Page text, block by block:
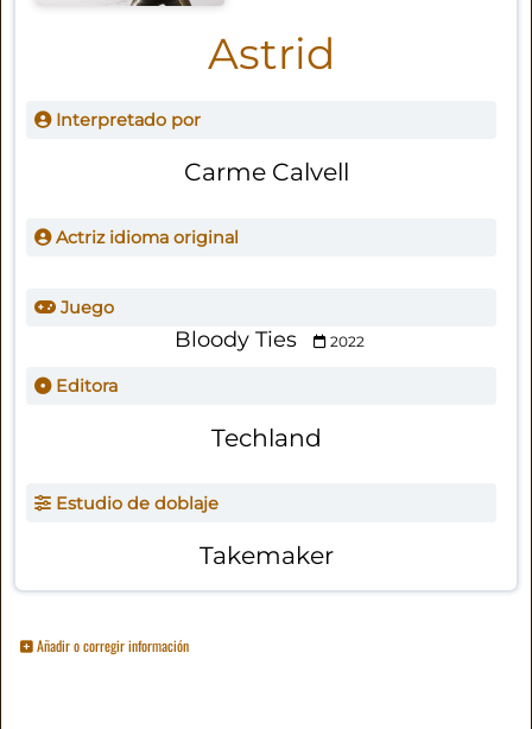
Astrid
Interpretado por
Carme Calvell
Actriz idioma original
Juego
Bloody Ties 2022
Editora
Techland
Estudio de doblaje
Takemaker
Añadir o corregir información